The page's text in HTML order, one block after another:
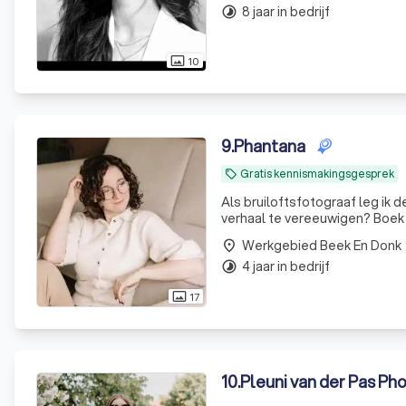
photo_size_select_actual 10
timelapse 8 jaar in bedrijf
photo_size_select_actual 17
9.Phantana
local_offer Gratis kennismakingsgesprek
Als bruiloftsfotograaf leg ik de
verhaal te vereeuwigen? Boek
place Werkgebied Beek En Donk
timelapse 4 jaar in bedrijf
10.Pleuni van der Pas